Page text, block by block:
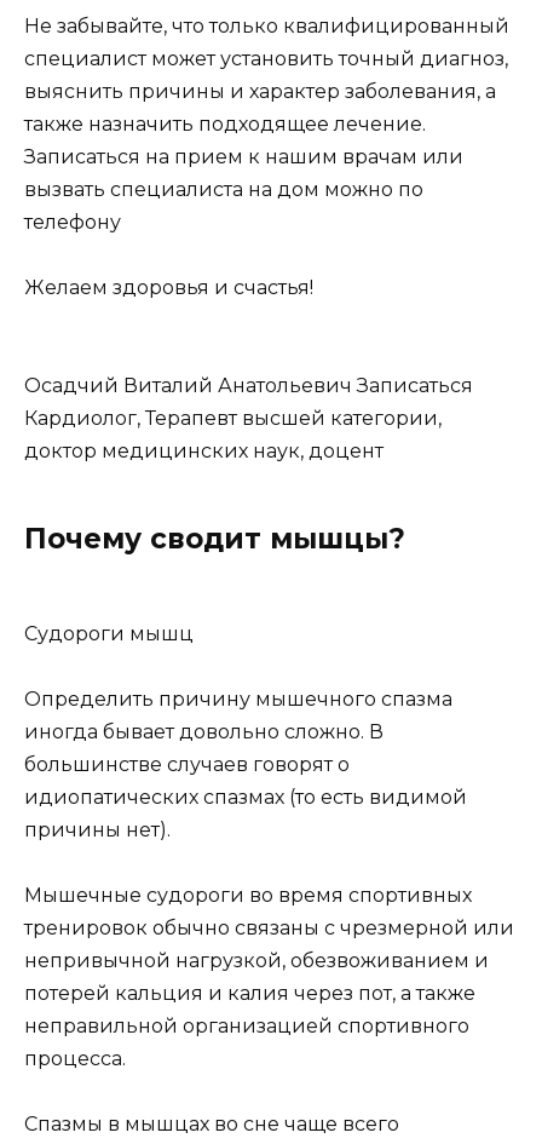
Не забывайте, что только квалифицированный
специалист может установить точный диагноз,
выяснить причины и характер заболевания, а
также назначить подходящее лечение.
Записаться на прием к нашим врачам или
вызвать специалиста на дом можно по
телефону
Желаем здоровья и счастья!
Осадчий Виталий Анатольевич Записаться
Кардиолог, Терапевт высшей категории,
доктор медицинских наук, доцент
Почему сводит мышцы?
Судороги мышц
Определить причину мышечного спазма
иногда бывает довольно сложно. В
большинстве случаев говорят о
идиопатических спазмах (то есть видимой
причины нет).
Мышечные судороги во время спортивных
тренировок обычно связаны с чрезмерной или
непривычной нагрузкой, обезвоживанием и
потерей кальция и калия через пот, а также
неправильной организацией спортивного
процесса.
Спазмы в мышцах во сне чаще всего